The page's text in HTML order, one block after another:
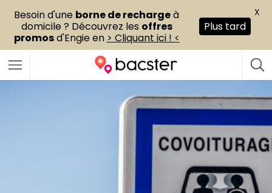
Besoin d'une borne de rechargeà
domicile ? Découvrez les offres
promosd'Engie en > Cliquant ici ! <
Plus tard
X